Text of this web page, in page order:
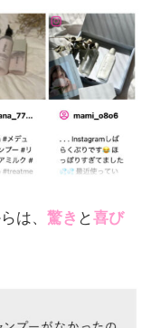
は、 驚き と喜び